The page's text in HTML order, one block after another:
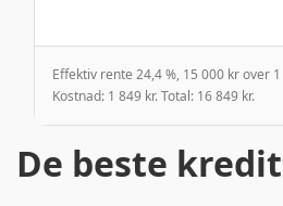
Effektiv rente 24,4 %, 15 000 kr over 1
Kostnad: 1 849 kr. Total: 16 849 kr.
De beste